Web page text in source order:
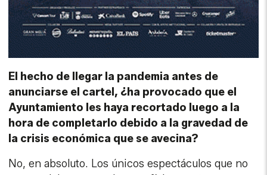
El hecho de llegar la pandemia antes de
anunciarse el cartel, ¿ha provocado que el
Ayuntamiento les haya recortado luego a la
hora de completarlo debido a la gravedad de
la crisis económica que se avecina?
No, en absoluto. Los únicos espectáculos que no